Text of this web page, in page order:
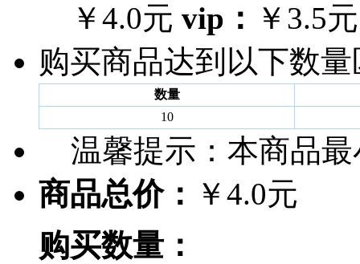
￥4.0元 vip： ￥3.5元
购买商品达到以下数
数量
10
温馨提示： 本商品
商品总价： ￥4.0元
购买数量：